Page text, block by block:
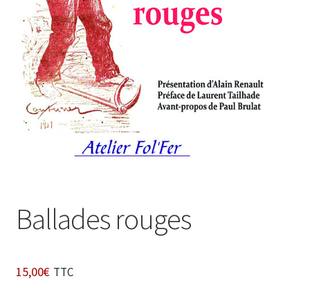
Login Customizer
Newsletter
Nous Contacter
Panier
Politique de confidentialité et cookies
Qui sommes-nous ?
Ballades rouges
15,00€ TTC